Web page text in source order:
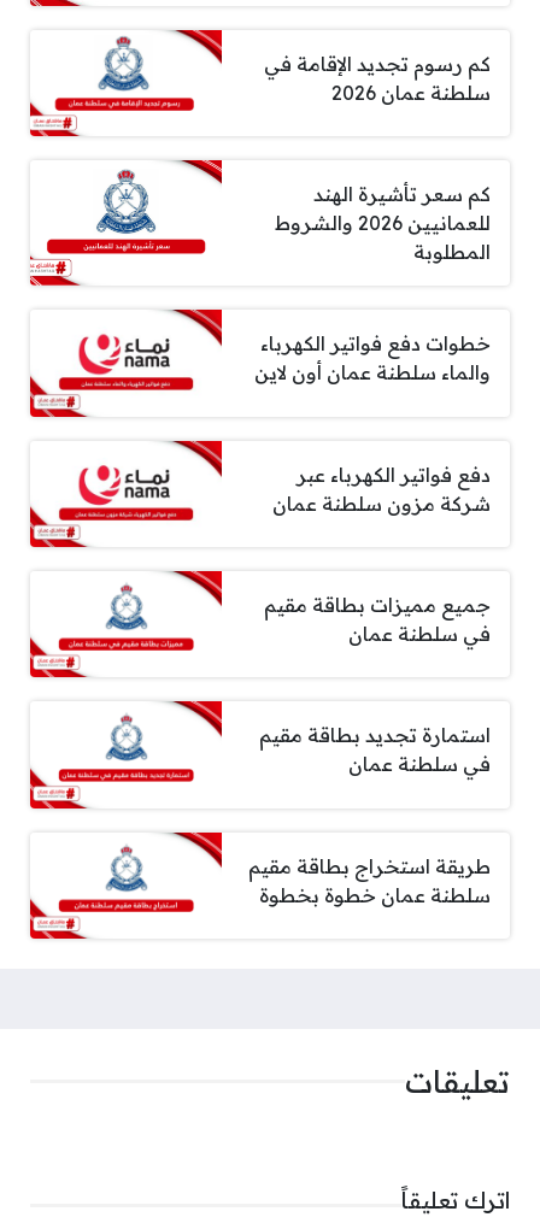
كم رسوم تجديد الإقامة في
سلطنة عمان 2026
كم سعر تأشيرة الهند
للعمانيين 2026 والشروط
المطلوبة
خطوات دفع فواتير الكهرباء
والماء سلطنة عمان أون لاين
دفع فواتير الكهرباء عبر
شركة مزون سلطنة عمان
جميع مميزات بطاقة مقيم
في سلطنة عمان
استمارة تجديد بطاقة مقيم
في سلطنة عمان
طريقة استخراج بطاقة مقيم
سلطنة عمان خطوة بخطوة
تعليقات
اترك تعليقاً